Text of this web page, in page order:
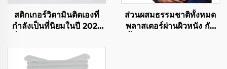
สติกเกอร์วิตามินติดเองที่
กำลังเป็นที่นิยมในปี 2022
เมาค้าง นอนหลับสนิท และ
เพิ่มสมาธิ
ส่วนผสมธรรมชาติทั้งหมด
พลาสเตอร์ผ่านผิวหนัง กัน